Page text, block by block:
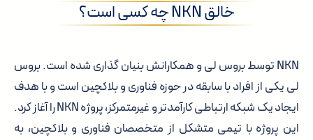
خالق NKN چه کسی است؟
NKN توسط بروس لی و همکارانش بنیان گذاری شده است. بروس
لی یکی از افراد با سابقه در حوزه فناوری و بلاکچین است و با هدف
ایجاد یک شبکه ارتباطی کارآمدتر و غیرمتمرکز، پروژه NKN را آغاز کرد.
این پروژه با تیمی متشکل از متخصصان فناوری و بلاکچین، به